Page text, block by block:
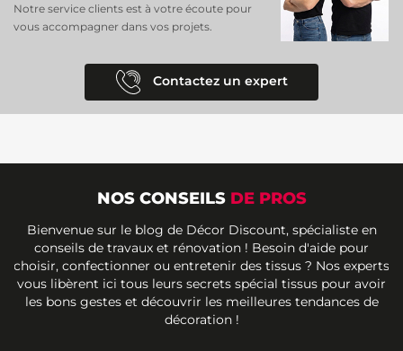
Notre service clients est à votre écoute pour
vous accompagner dans vos projets.
Contactez un expert
NOS CONSEILS DE PROS
Bienvenue sur le blog de Décor Discount, spécialiste en
conseils de travaux et rénovation ! Besoin d'aide pour
choisir, confectionner ou entretenir des tissus ? Nos experts
vous libèrent ici tous leurs secrets spécial tissus pour avoir
les bons gestes et découvrir les meilleures tendances de
décoration !